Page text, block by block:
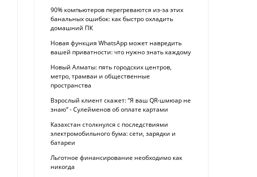
90% компьютеров перегреваются из-за этих
банальных ошибок: как быстро охладить
домашний ПК
Новая функция WhatsApp может навредить
вашей приватности: что нужно знать каждому
Новый Алматы: пять городских центров,
метро, трамваи и общественные
пространства
Взрослый клиент скажет: “Я ваш QR-шмюар не
знаю“ - Сулейменов об оплате картами
Казахстан столкнулся с последствиями
электромобильного бума: сети, зарядки и
батареи
Льготное финансирование необходимо как
никогда